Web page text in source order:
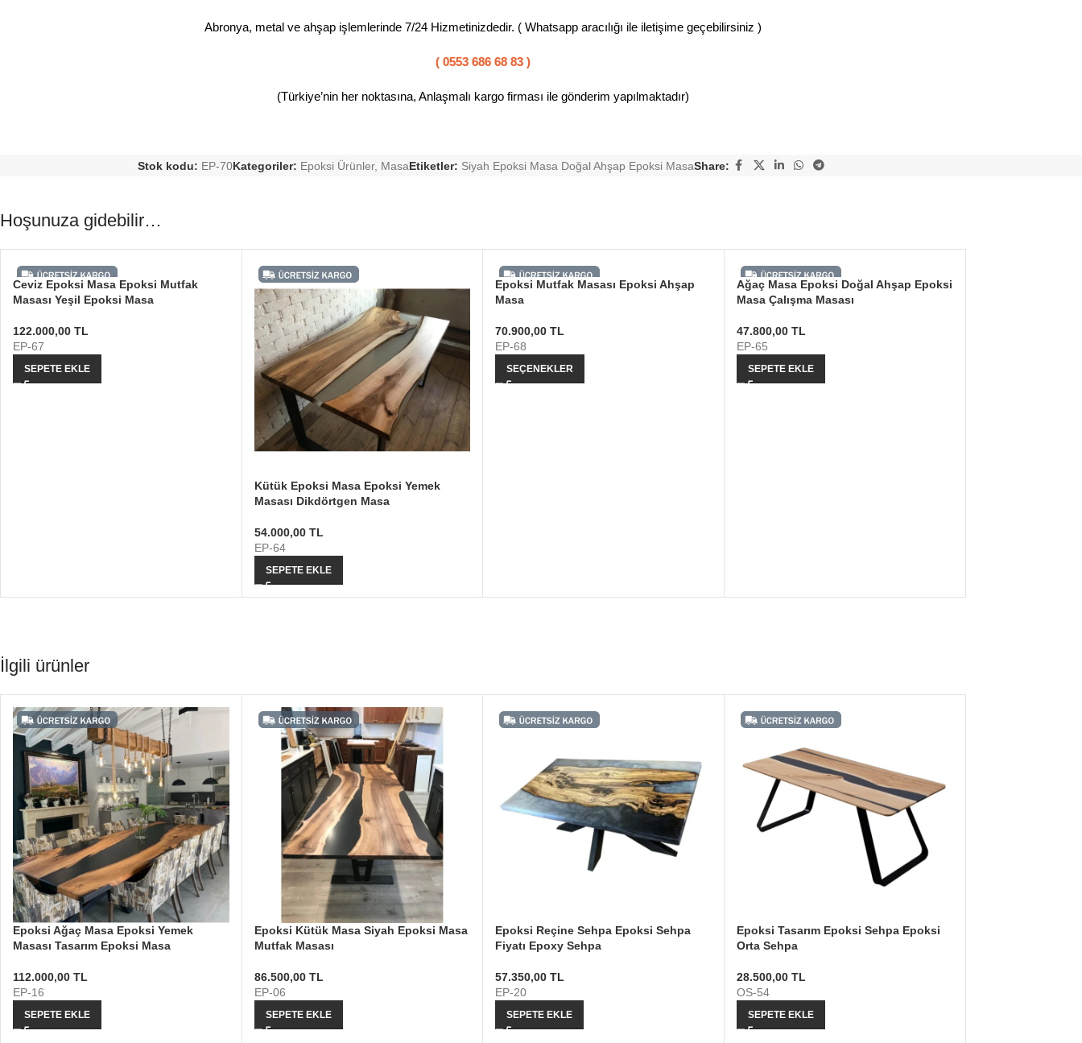
Abronya, metal ve ahşap işlemlerinde 7/24 Hizmetinizdedir. ( Whatsapp aracılığı ile iletişime geçebilirsiniz )
( 0553 686 68 83 )
(Türkiye’nin her noktasına, Anlaşmalı kargo firması ile gönderim yapılmaktadır)
Stok kodu: EP-70Kategoriler: Epoksi Ürünler, MasaEtiketler: Siyah Epoksi Masa Doğal Ahşap Epoksi MasaShare:
Hoşunuza gidebilir…
Ceviz Epoksi Masa Epoksi Mutfak
Masası Yeşil Epoksi Masa
122.000,00 TL
EP-67
SEPETE EKLE
Kütük Epoksi Masa Epoksi Yemek
Masası Dikdörtgen Masa
54.000,00 TL
EP-64
SEPETE EKLE
Epoksi Mutfak Masası Epoksi Ahşap
Masa
70.900,00 TL
EP-68
SEÇENEKLER
Ağaç Masa Epoksi Doğal Ahşap Epoksi
Masa Çalışma Masası
47.800,00 TL
EP-65
SEPETE EKLE
İlgili ürünler
Epoksi Ağaç Masa Epoksi Yemek
Masası Tasarım Epoksi Masa
112.000,00 TL
EP-16
SEPETE EKLE
Epoksi Kütük Masa Siyah Epoksi Masa
Mutfak Masası
86.500,00 TL
EP-06
SEPETE EKLE
Epoksi Reçine Sehpa Epoksi Sehpa
Fiyatı Epoxy Sehpa
57.350,00 TL
EP-20
SEPETE EKLE
Epoksi Tasarım Epoksi Sehpa Epoksi
Orta Sehpa
28.500,00 TL
OS-54
SEPETE EKLE